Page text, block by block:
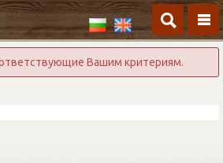
/Каблешково
Вашим критериям.